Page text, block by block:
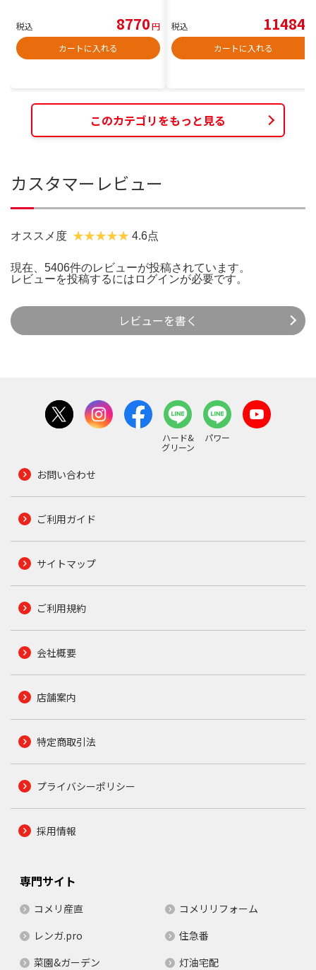
税込 8770円
カートに入れる
税込 11484
カートに入れる
このカテゴリをもっと見る
カスタマーレビュー
オススメ度 4.6点
現在、5406件のレビューが投稿されています。
レビューを投稿するには ログインが必要です。
レビューを書く
ハード&
グリーン
パワー
お問い合わせ
ご利用ガイド
サイトマップ
ご利用規約
会社概要
店舗案内
特定商取引法
プライバシーポリシー
採用情報
専門サイト
コメリ産直
コメリリフォーム
レンガ.pro
住急番
菜園&ガーデン
灯油宅配